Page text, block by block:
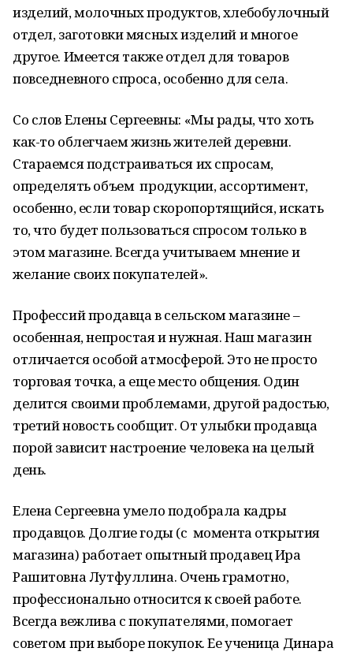
изделий, молочных продуктов, хлебобулочный
отдел, заготовки мясных изделий и многое
другое. Имеется также отдел для товаров
повседневного спроса, особенно для села.
Со слов Елены Сергеевны: «Мы рады, что хоть
как-то облегчаем жизнь жителей деревни.
Стараемся подстраиваться их спросам,
определять объем продукции, ассортимент,
особенно, если товар скоропортящийся, искать
то, что будет пользоваться спросом только в
этом магазине. Всегда учитываем мнение и
желание своих покупателей».
Профессий продавца в сельском магазине –
особенная, непростая и нужная. Наш магазин
отличается особой атмосферой. Это не просто
торговая точка, а еще место общения. Один
делится своими проблемами, другой радостью,
третий новость сообщит. От улыбки продавца
порой зависит настроение человека на целый
день.
Елена Сергеевна умело подобрала кадры
продавцов. Долгие годы (с момента открытия
магазина) работает опытный продавец Ира
Рашитовна Лутфуллина. Очень грамотно,
профессионально относится к своей работе.
Всегда вежлива с покупателями, помогает
советом при выборе покупок. Ее ученица Динара